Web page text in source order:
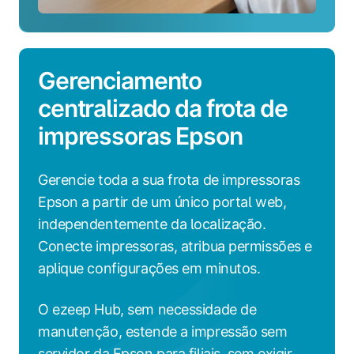
Gerenciamento
centralizado da frota de
impressoras Epson
Gerencie toda a sua frota de impressoras
Epson a partir de um único portal web,
independentemente da localização.
Conecte impressoras, atribua permissões e
aplique configurações em minutos.
O ezeep Hub, sem necessidade de
manutenção, estende a impressão sem